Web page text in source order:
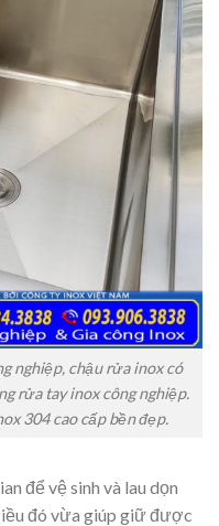
nghiệp, chậu rửa inox có
rửa tay inox công nghiệp.
304 cao cấp bền đẹp.
để vệ sinh và lau dọn
đó vừa giúp giữ được